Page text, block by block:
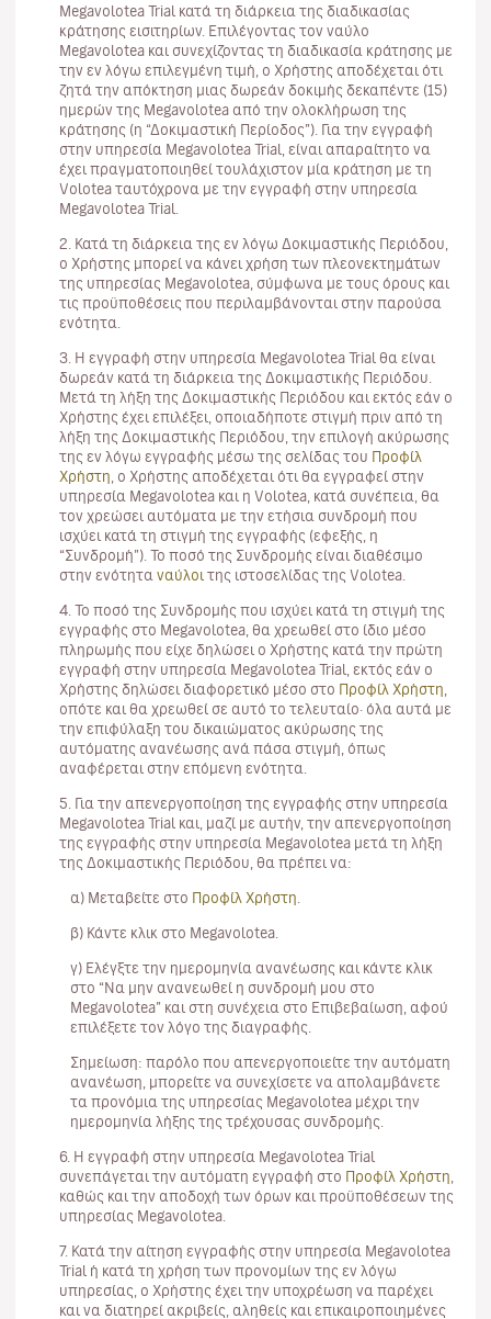
Megavolotea Trial κατά τη διάρκεια της διαδικασίας
κράτησης εισιτηρίων. Επιλέγοντας τον ναύλο
Megavolotea και συνεχίζοντας τη διαδικασία κράτησης με
την εν λόγω επιλεγμένη τιμή, ο Χρήστης αποδέχεται ότι
ζητά την απόκτηση μιας δωρεάν δοκιμής δεκαπέντε (15)
ημερών της Megavolotea από την ολοκλήρωση της
κράτησης (η “Δοκιμαστική Περίοδος”). Για την εγγραφή
στην υπηρεσία Megavolotea Trial, είναι απαραίτητο να
έχει πραγματοποιηθεί τουλάχιστον μία κράτηση με τη
Volotea ταυτόχρονα με την εγγραφή στην υπηρεσία
Megavolotea Trial.
2. Κατά τη διάρκεια της εν λόγω Δοκιμαστικής Περιόδου,
ο Χρήστης μπορεί να κάνει χρήση των πλεονεκτημάτων
της υπηρεσίας Megavolotea, σύμφωνα με τους όρους και
τις προϋποθέσεις που περιλαμβάνονται στην παρούσα
ενότητα.
3. Η εγγραφή στην υπηρεσία Megavolotea Trial θα είναι
δωρεάν κατά τη διάρκεια της Δοκιμαστικής Περιόδου.
Μετά τη λήξη της Δοκιμαστικής Περιόδου και εκτός εάν ο
Χρήστης έχει επιλέξει, οποιαδήποτε στιγμή πριν από τη
λήξη της Δοκιμαστικής Περιόδου, την επιλογή ακύρωσης
της εν λόγω εγγραφής μέσω της σελίδας του Προφίλ
Χρήστη , ο Χρήστης αποδέχεται ότι θα εγγραφεί στην
υπηρεσία Megavolotea και η Volotea, κατά συνέπεια, θα
τον χρεώσει αυτόματα με την ετήσια συνδρομή που
ισχύει κατά τη στιγμή της εγγραφής (εφεξής, η
“Συνδρομή”). Το ποσό της Συνδρομής είναι διαθέσιμο
στην ενότητα ναύλοι της ιστοσελίδας της Volotea.
4. Το ποσό της Συνδρομής που ισχύει κατά τη στιγμή της
εγγραφής στο Megavolotea, θα χρεωθεί στο ίδιο μέσο
πληρωμής που είχε δηλώσει ο Χρήστης κατά την πρώτη
εγγραφή στην υπηρεσία Megavolotea Trial, εκτός εάν ο
Χρήστης δηλώσει διαφορετικό μέσο στο Προφίλ Χρήστη
οπότε και θα χρεωθεί σε αυτό το τελευταίο· όλα αυτά με
την επιφύλαξη του δικαιώματος ακύρωσης της
αυτόματης ανανέωσης ανά πάσα στιγμή, όπως
αναφέρεται στην επόμενη ενότητα.
5. Για την απενεργοποίηση της εγγραφής στην υπηρεσία
Megavolotea Trial και, μαζί με αυτήν, την απενεργοποίηση
της εγγραφής στην υπηρεσία Megavolotea μετά τη λήξη
της Δοκιμαστικής Περιόδου, θα πρέπει να:
α) Μεταβείτε στο Προφίλ Χρήστη
β) Κάντε κλικ στο Megavolotea.
γ) Ελέγξτε την ημερομηνία ανανέωσης και κάντε κλικ
στο “Να μην ανανεωθεί η συνδρομή μου στο
Megavolotea” και στη συνέχεια στο Επιβεβαίωση, αφού
επιλέξετε τον λόγο της διαγραφής.
Σημείωση: παρόλο που απενεργοποιείτε την αυτόματη
ανανέωση, μπορείτε να συνεχίσετε να απολαμβάνετε
τα προνόμια της υπηρεσίας Megavolotea μέχρι την
ημερομηνία λήξης της τρέχουσας συνδρομής.
6. Η εγγραφή στην υπηρεσία Megavolotea Trial
συνεπάγεται την αυτόματη εγγραφή στο Προφίλ Χρήστη
καθώς και την αποδοχή των όρων και προϋποθέσεων της
υπηρεσίας Megavolotea.
7. Κατά την αίτηση εγγραφής στην υπηρεσία Megavolotea
Trial ή κατά τη χρήση των προνομίων της εν λόγω
υπηρεσίας, ο Χρήστης έχει την υποχρέωση να παρέχει
και να διατηρεί ακριβείς, αληθείς και επικαιροποιημένες